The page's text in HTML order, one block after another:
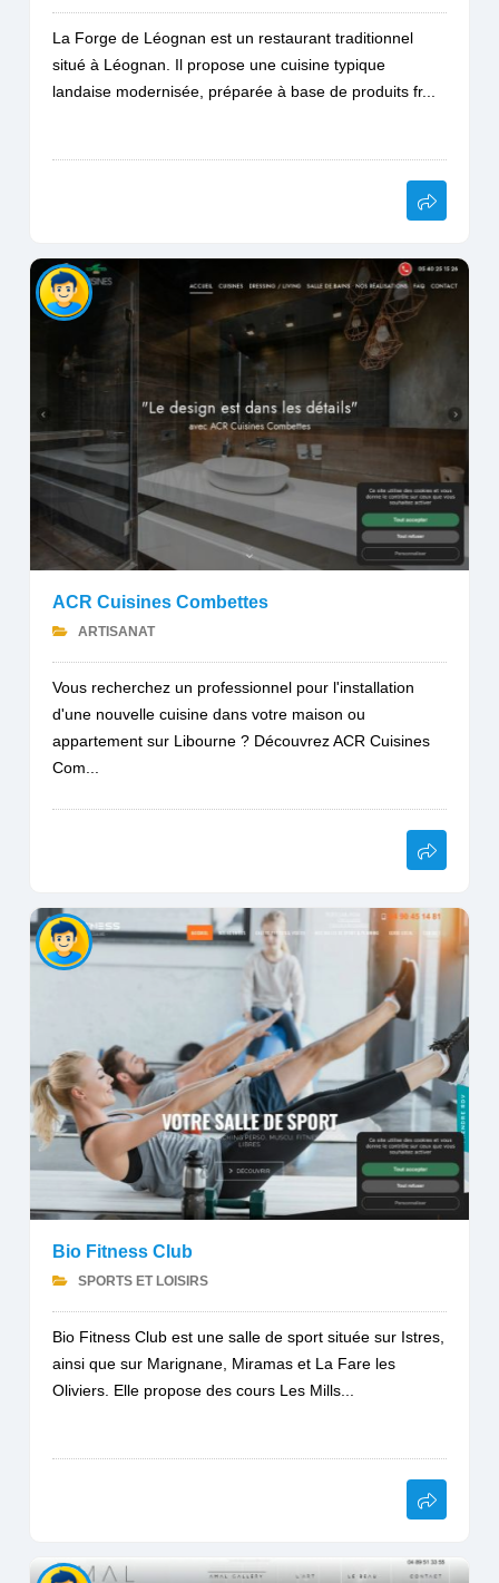
La Forge de Léognan est un restaurant traditionnel
situé à Léognan. Il propose une cuisine typique
landaise modernisée, préparée à base de produits fr...
ACR Cuisines Combettes
ARTISANAT
Vous recherchez un professionnel pour l'installation
d'une nouvelle cuisine dans votre maison ou
appartement sur Libourne ? Découvrez ACR Cuisines
Com...
Bio Fitness Club
SPORTS ET LOISIRS
Bio Fitness Club est une salle de sport située sur Istres,
ainsi que sur Marignane, Miramas et La Fare les
Oliviers. Elle propose des cours Les Mills...